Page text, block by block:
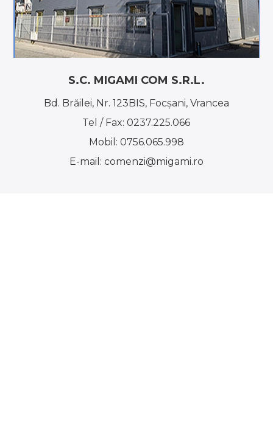
S.C. MIGAMI COM S.R.L.
Bd. Brăilei, Nr. 123BIS, Focşani, Vrancea
Tel / Fax:0237.225.066
Mobil: 0756.065.998
E-mail: comenzi@migami.ro